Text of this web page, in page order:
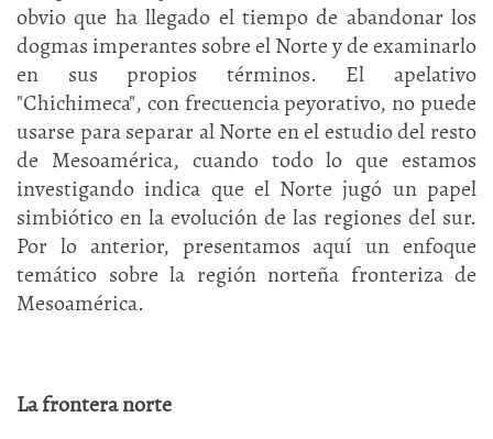
obvio que ha llegado el tiempo de abandonar los
dogmas imperantes sobre el Norte y de examinarlo
en sus propios términos. El apelativo
"Chichimeca", con frecuencia peyorativo, no puede
usarse para separar al Norte en el estudio del resto
de Mesoamérica, cuando todo lo que estamos
investigando indica que el Norte jugó un papel
simbiótico en la evolución de las regiones del sur.
Por lo anterior, presentamos aquí un enfoque
temático sobre la región norteña fronteriza de
Mesoamérica.
La frontera norte